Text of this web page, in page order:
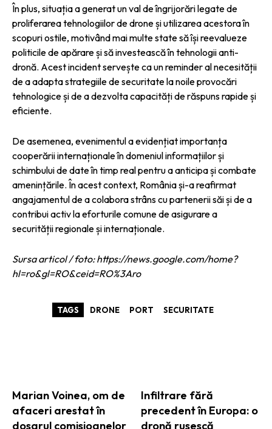
Marian Voinea, om de
afaceri arestat în
dosarul comisioanelor
Infiltrare fără
precedent în Europa: o
dronă rusescă
În plus, situația a generat un val de îngrijorări legate de
proliferarea tehnologiilor de drone și utilizarea acestora în
scopuri ostile, motivând mai multe state să își reevalueze
politicile de apărare și să investească în tehnologii anti-
dronă. Acest incident servește ca un reminder al necesității
de a adapta strategiile de securitate la noile provocări
tehnologice și de a dezvolta capacități de răspuns rapide și
eficiente.
De asemenea, evenimentul a evidențiat importanța
cooperării internaționale în domeniul informațiilor și
schimbului de date în timp real pentru a anticipa și combate
amenințările. În acest context, România și-a reafirmat
angajamentul de a colabora strâns cu partenerii săi și de a
contribui activ la eforturile comune de asigurare a
securității regionale și internaționale.
Sursa articol / foto: https://news.google.com/home?
hl=ro&gl=RO&ceid=RO%3Aro
TAGS DRONE PORT SECURITATE